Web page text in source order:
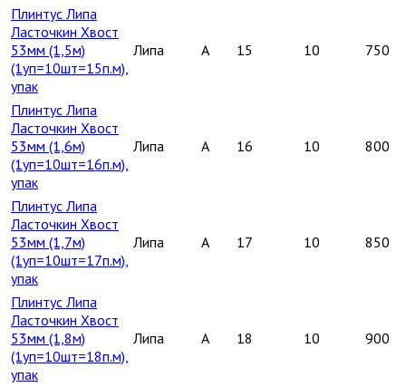
Плинтус Липа
Ласточкин Хвост
53мм (1,5м)
(1уп=10шт=15п.м),
упак
Липа A 15 10 750
Плинтус Липа
Ласточкин Хвост
53мм (1,6м)
(1уп=10шт=16п.м),
упак
Липа A 16 10 800
Плинтус Липа
Ласточкин Хвост
53мм (1,7м)
(1уп=10шт=17п.м),
упак
Липа A 17 10 850
Плинтус Липа
Ласточкин Хвост
53мм (1,8м)
(1уп=10шт=18п.м),
упак
Липа A 18 10 900